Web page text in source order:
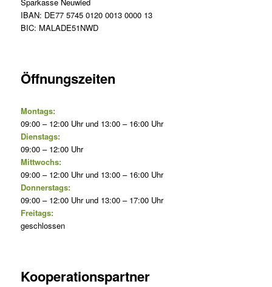
IBAN: DE77 5745 0120 0013 0000 13
BIC: MALADE51NWD
Öffnungszeiten
Montags:
09:00 – 12:00 Uhr und 13:00 – 16:00 Uhr
Dienstags:
09:00 – 12:00 Uhr
Mittwochs:
09:00 – 12:00 Uhr und 13:00 – 16:00 Uhr
Donnerstags:
09:00 – 12:00 Uhr und 13:00 – 17:00 Uhr
Freitags:
geschlossen
Kooperationspartner